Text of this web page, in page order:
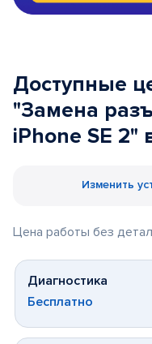
Доступные
"Замена
iPhone SE 2"
Изменить
Цена работы без
Диагностика
Бесплатно